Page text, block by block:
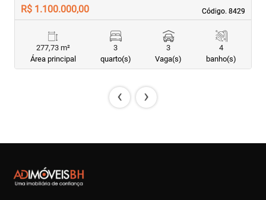
Código. 8429
Código. 8429
R$ 1.100.000,00
277,73 m²
Área principal
3
quarto(s)
3
Vaga(s)
4
banho(s)
‹ ›